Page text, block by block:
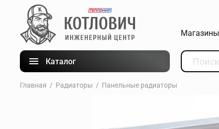
Магазины
Каталог
Главная Радиаторы Панельные радиаторы